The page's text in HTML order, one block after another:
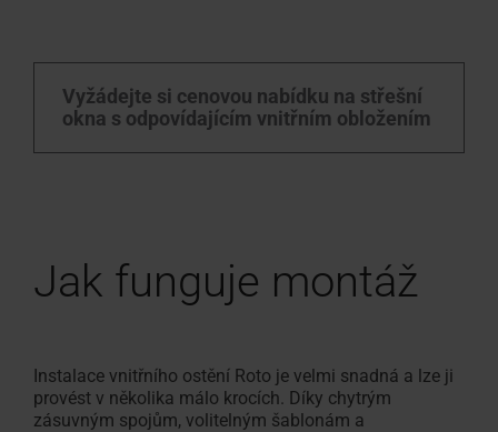
Vyžádejte si cenovou nabídku na střešní
okna s odpovídajícím vnitřním obložením
Jak funguje montáž
Instalace vnitřního ostění Roto je velmi snadná a lze ji
provést v několika málo krocích. Díky chytrým
zásuvným spojům, volitelným šablonám a